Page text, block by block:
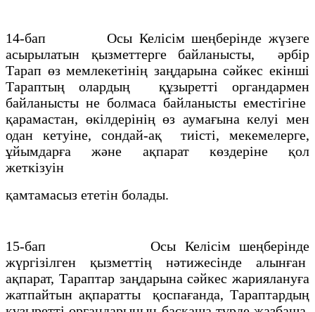
14-бап Осы Келісім шеңберінде жүзеге
асырылатын қызметтерге байланысты, әрбір
Тарап өз мемлекетінің заңдарына сәйкес екінші
Тараптың олардың құзыретті органдармен
байланысты не болмаса байланысты еместігіне
қарамастан, өкілдерінің өз аумағына келуі мен
одан кетуіне, сондай-ақ тиісті, мекемелерге,
ұйымдарға және ақпарат көздеріне қол
жеткізуін
қамтамасыз ететін болады.
15-бап Осы Келісім шеңберінде
жүргізілген қызметтің нәтижесінде алынған
ақпарат, Тараптар заңдарына сәйкес жариялануға
жатпайтын ақпаратты қоспағанда, Тараптардың